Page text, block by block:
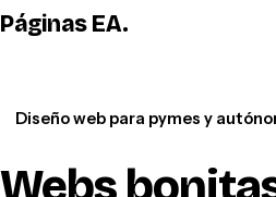
Páginas EA.
Diseño web para pymes y
Webs